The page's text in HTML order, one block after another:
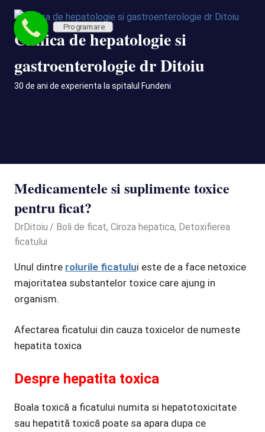
Skip
content
Clinica de hepatologie si
gastroenterologie dr Ditoiu
30 de ani de experienta la spitalul Fundeni
Medicamentele si suplimente toxice
pentru ficat?
January 12, 2022
DrDitoiu Boli de ficat,Ciroza hepatica, Detoxifierea
ficatului
Unul dintre rolurile ficatului este de a face netoxice
majoritatea substantelor toxice care ajung in
organism.
Afectarea ficatului din cauza toxicelor de numeste
hepatita toxica
Despre hepatita toxica
Boala toxică a ficatului numita si hepatotoxicitate
sau hepatită toxică poate sa apara dupa ce
Programare